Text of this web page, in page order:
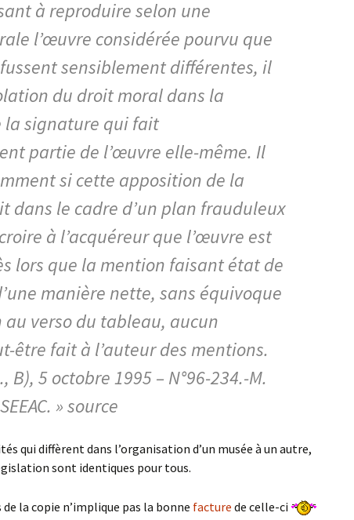
à reproduire selon une
l’œuvre considérée pourvu que
sensiblement différentes, il
du droit moral dans la
la signature qui fait
partie de l’œuvre elle-même. Il
si cette apposition de la
dans le cadre d’un plan frauduleux
à l’acquéreur que l’œuvre est
lors que la mention faisant état de
manière nette, sans équivoque
verso du tableau, aucun
être fait à l’auteur des mentions.
B), 5 octobre 1995 – N°96-234.-M.
»source
qui diffèrent dans l’organisation d’un musée à un autre,
sont identiques pour tous.
de la copie n’implique pas la bonne facture de celle-ci